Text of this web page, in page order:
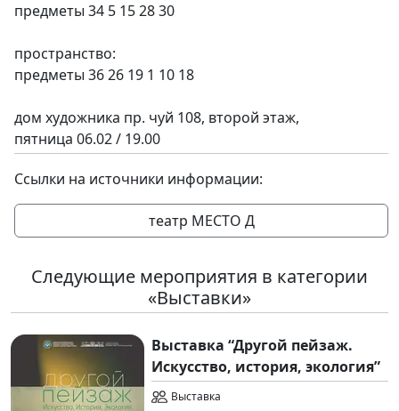
предметы 34 5 15 28 30
пространство:
предметы 36 26 19 1 10 18
дом художника пр. чуй 108, второй этаж,
пятница 06.02 / 19.00
Ссылки на источники информации:
театр МЕСТО Д
Следующие мероприятия в категории
«Выставки»
Выставка “Другой пейзаж.
Искусство, история, экология”
Выставка